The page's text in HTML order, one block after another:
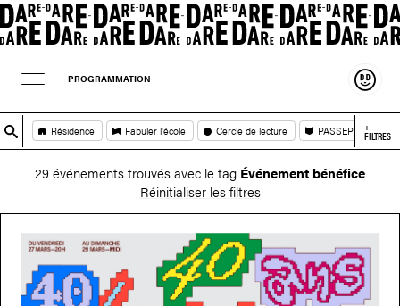
PROGRAMMATION
Résidence Fabuler l'école Cercle de lecture PASSEPORT
+
FILTRES
29 événements trouvés avec le tag Événement bénéfice
Réinitialiser les filtres